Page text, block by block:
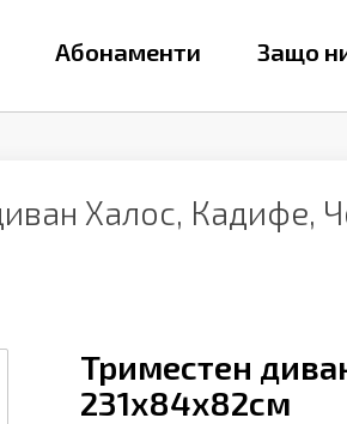
Абонаменти Защо
Халос, Кадифе,
Триместен
231х84х82см